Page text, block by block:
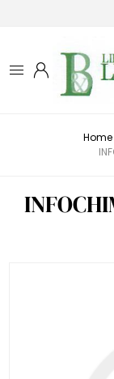
Home